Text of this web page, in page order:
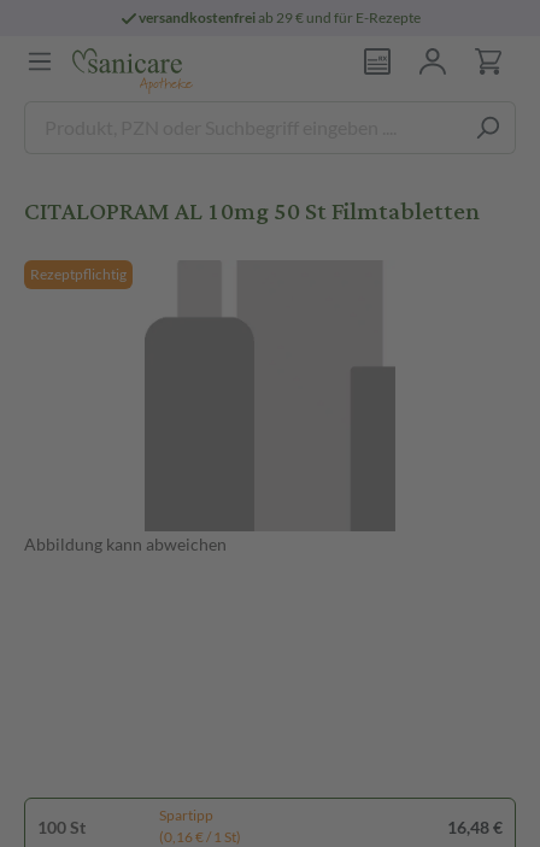
versandkostenfreiab 29 € und für E-Rezepte
CITALOPRAM AL 10mg 50 St Filmtabletten
Rezeptpflichtig
Abbildung kann abweichen
100 St
Spartipp
(0,16 € / 1 St)
16,48 €